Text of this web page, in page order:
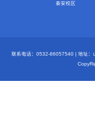
泰安校区
联系电话：0532-86057540 | 地址：